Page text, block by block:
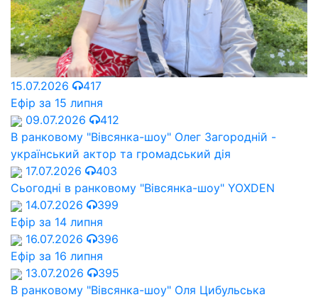
15.07.2026
417
Ефір за 15 липня
09.07.2026
412
В ранковому "Вівсянка-шоу" Олег Загородній -
український актор та громадський дія
17.07.2026
403
Сьогодні в ранковому "Вівсянка-шоу" YOXDEN
14.07.2026
399
Ефір за 14 липня
16.07.2026
396
Ефір за 16 липня
13.07.2026
395
В ранковому "Вівсянка-шоу" Оля Цибульська